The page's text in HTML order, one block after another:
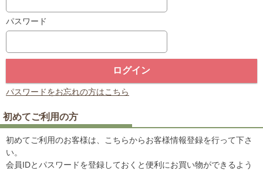
パスワード
パスワードをお忘れの方はこちら
初めてご利用の方
初めてご利用のお客様は、こちらからお客様情報登録を行って下さ
い。
会員IDとパスワードを登録しておくと便利にお買い物ができるよう